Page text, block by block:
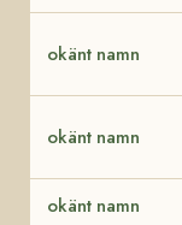
okänt namn
okänt namn
okänt namn